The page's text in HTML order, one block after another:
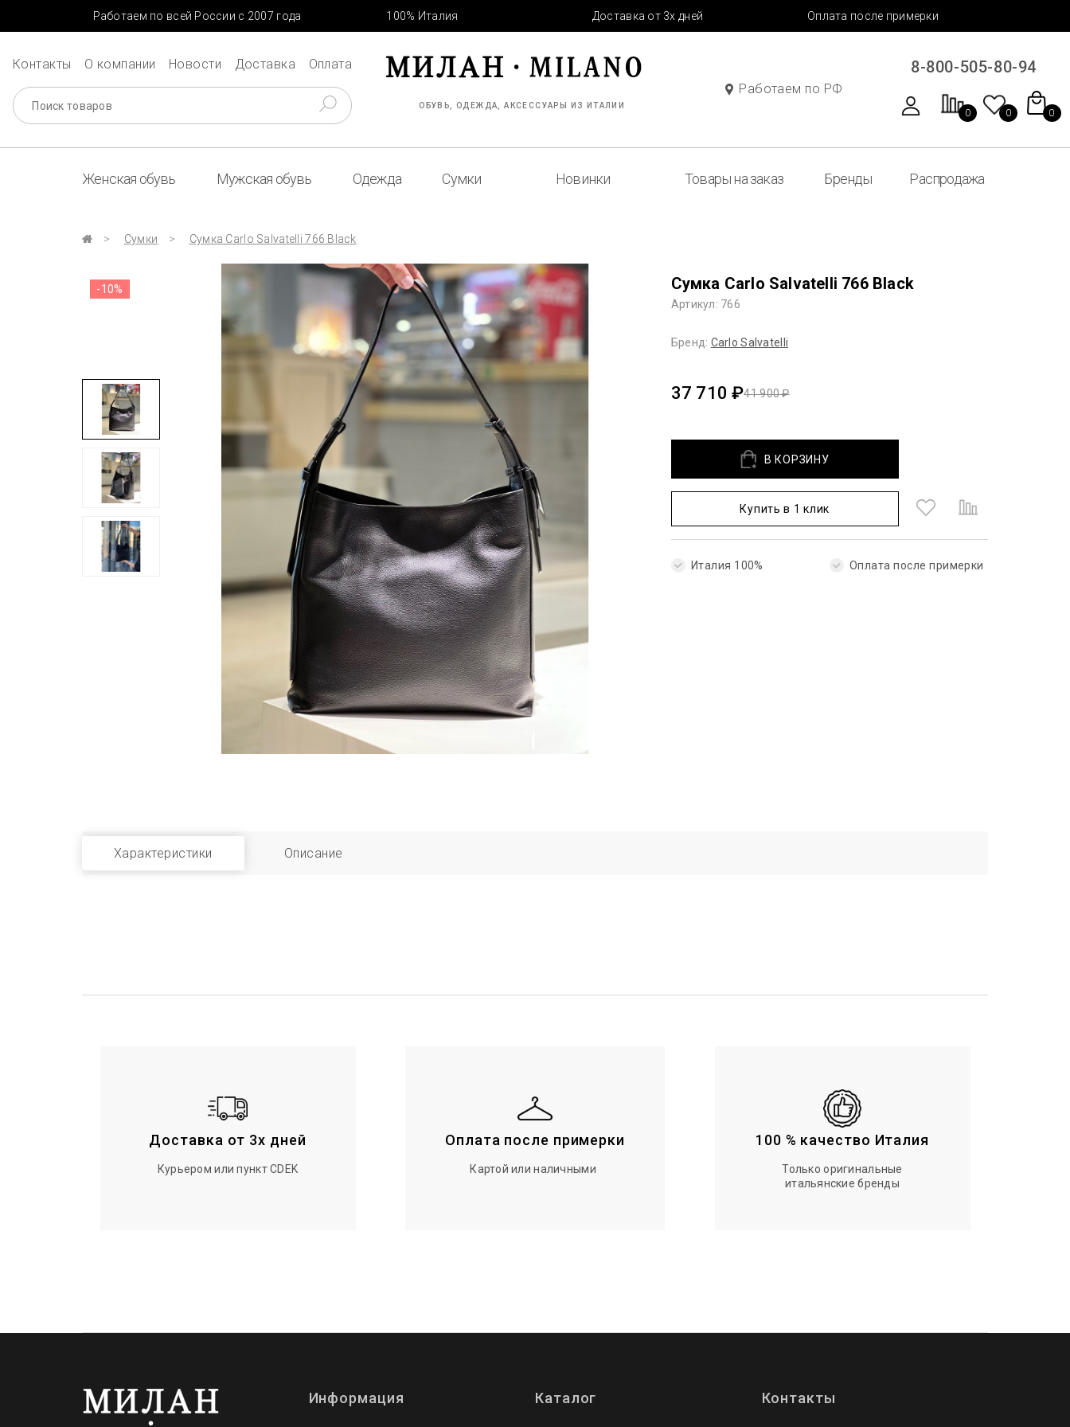
Работаем по всей России с 2007 года 100% Италия Доставка от 3х дней Оплата после примерки
Контакты О компании Новости Доставка Оплата
ОБУВЬ, ОДЕЖДА, АКСЕССУАРЫ ИЗ ИТАЛИИ
Работаем по РФ
8-800-505-80-94
0 0 0
Женская обувь Мужская обувь Одежда Сумки Новинки Товары на заказ Бренды Распродажа
Сумки Сумка Carlo Salvatelli 766 Black
-10% Сумка Carlo Salvatelli 766 Black
Артикул: 766
Бренд: Carlo Salvatelli
41 900 ₽
37 710 ₽
В КОРЗИНУ
Купить в 1 клик
Италия 100% Оплата после примерки
Характеристики Описание
Доставка от 3х дней
Курьером или пункт CDEK
Оплата после примерки
Картой или наличными
100 % качество Италия
Только оригинальные
итальянские бренды
Информация Каталог Контакты